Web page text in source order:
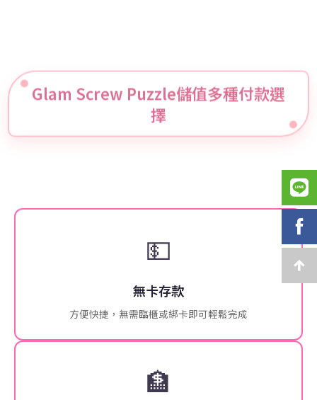
Glam Screw Puzzle儲值多種付款選
擇
💵
無卡存款
方便快捷，無需臨櫃或綁卡即可輕鬆完成
🏦